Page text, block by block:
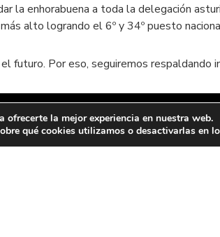
la enhorabuena a toda la delegación
alto logrando el 6º y 34º puesto
futuro. Por eso, seguiremos respaldando
ofrecerte la mejor experiencia en nuestra web.
qué cookies utilizamos o desactivarlas en